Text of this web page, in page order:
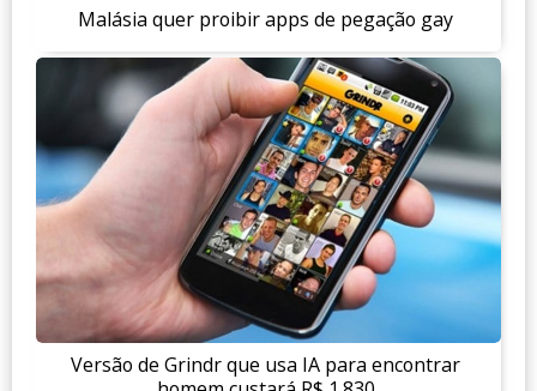
Malásia quer proibir apps de pegação gay
Versão de Grindr que usa IA para encontrar